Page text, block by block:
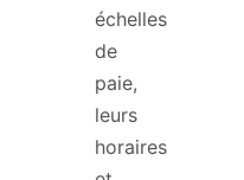
échelles
de
paie,
leurs
horaires